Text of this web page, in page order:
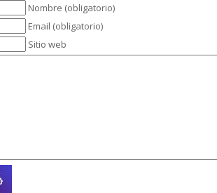
Nombre (obligatorio)
Email (obligatorio)
Sitio web